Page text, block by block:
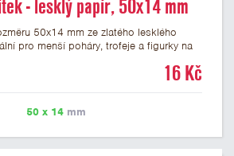
- lesklý papír, 50x14 mm
50x14 mm ze zlatého lesklého
pro menší poháry, trofeje a figurky na
text. U textu doporučujeme maximálně 3
16 Kč
50 x 14mm